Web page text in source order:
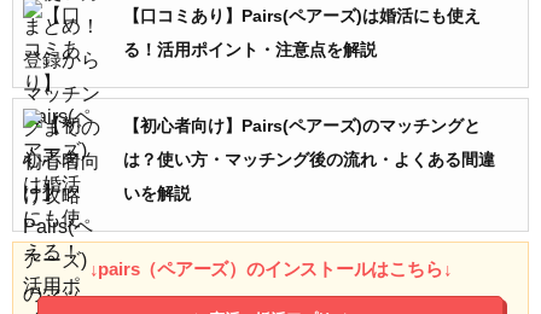
【口コミあり】Pairs(ペアーズ)は婚活にも使え
る！活用ポイント・注意点を解説
【初心者向け】Pairs(ペアーズ)のマッチングと
は？使い方・マッチング後の流れ・よくある間違
いを解説
↓pairs（ペアーズ）のインストールはこちら↓